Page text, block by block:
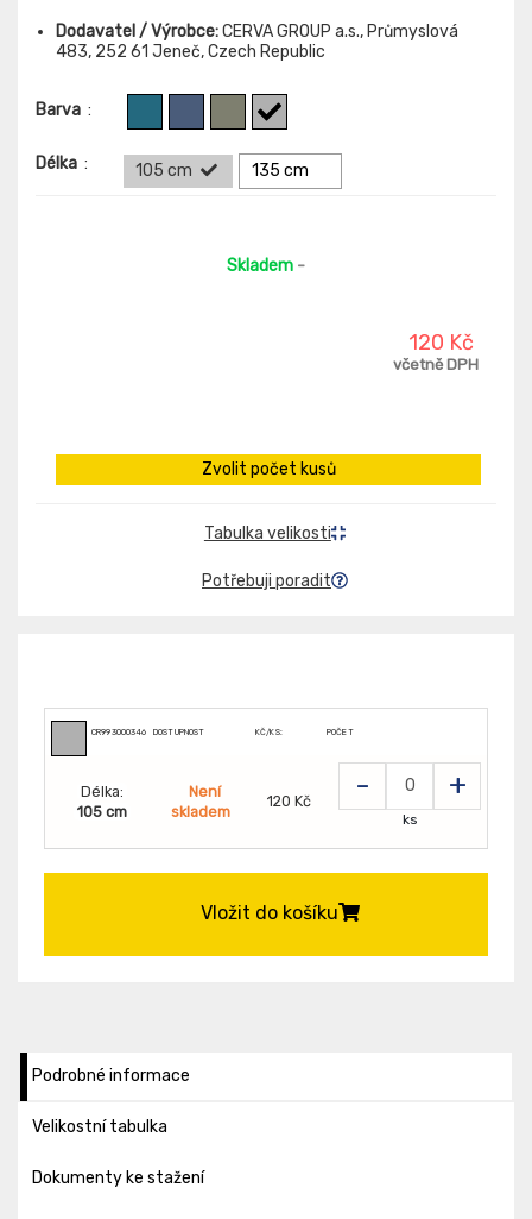
Dodavatel / Výrobce:CERVA GROUP a.s., Průmyslová
483, 252 61 Jeneč, Czech Republic
Barva :
Délka : 105 cm 135 cm
Skladem -
120 Kč
včetně DPH
Zvolit počet kusů
Tabulka velikosti
Potřebuji poradit
CR9930003461105DOSTUPNOST KČ/KS: POČET
Délka:
105 cm
Není
skladem
120 Kč - +
ks
Vložit do košíku
Podrobné informace
Velikostní tabulka
Dokumenty ke stažení